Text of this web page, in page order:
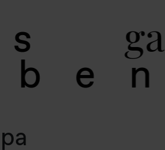
s g
b e n